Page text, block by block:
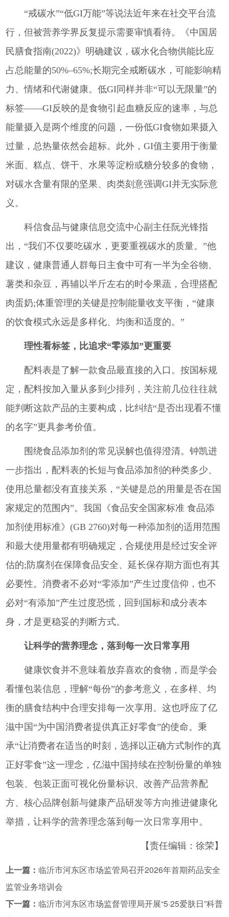
“戒碳水”“低GI万能”等说法近年来在社交平台流
行，但被营养学界反复提示需要审慎看待。《中国居
民膳食指南(2022)》明确建议，碳水化合物供能比应
占总能量的50%–65%;长期完全戒断碳水，可能影响精
力、情绪和代谢健康。低GI同样并非“可以无限量”的
标签——GI反映的是食物引起血糖反应的速率，与总
能量摄入是两个维度的问题，一份低GI食物如果摄入
过量，总热量依然会超标。此外，GI值主要用于衡量
米面、糕点、饼干、水果等淀粉或糖分较多的食物，
对碳水含量有限的坚果、肉类刻意强调GI并无实际意
义。
科信食品与健康信息交流中心副主任阮光锋指
出，“我们不仅要吃碳水，更要重视碳水的质量。”他
建议，健康普通人群每日主食中可有一半为全谷物、
薯类和杂豆，再辅以半斤左右的时令果蔬，合理搭配
肉蛋奶;体重管理的关键是控制能量收支平衡，“健康
的饮食模式永远是多样化、均衡和适度的。”
理性看标签，比追求“零添加”更重要
配料表是了解一款食品最直接的入口。按国标规
定，配料按加入量从多到少排列，关注前几位往往就
能判断这款产品的主要构成，比纠结“是否出现看不懂
的名字”更具参考价值。
围绕食品添加剂的常见误解也值得澄清。钟凯进
一步指出，配料表的长短与食品添加剂的种类多少、
使用总量都没有直接关系，“关键是总的用量是否在国
家规定的范围内”。我国《食品安全国家标准 食品添
加剂使用标准》(GB 2760)对每一种添加剂的适用范围
和最大使用量都有明确规定，合规使用是经过安全评
估的;防腐剂在保障食品安全、延长保存期方面也有其
必要性。消费者不必对“零添加”产生过度信仰，也不
必对“有添加”产生过度恐慌，回到国标和成分表本
身，才是更稳妥的判断方式。
让科学的营养理念，落到每一次日常享用
健康饮食并不意味着放弃喜欢的食物，而是学会
看懂包装信息，理解“每份”的参考意义，在多样、均
衡的膳食结构中合理安排每一次享用。这也呼应了亿
滋中国“为中国消费者提供真正好零食”的使命。秉
承“让消费者在适当的时刻，选择以正确方式制作的真
正好零食”这一理念，亿滋中国持续在控制份量的单独
包装、包装正面可视化份量标识、改善产品营养配
方、核心品牌创新与健康产品研发等方向推进健康化
举措，让科学的营养理念落到每一次日常享用中。
【责任编辑：徐荣】
上一篇： 临沂市河东区市场监管局召开2026年首期药品安全
监管业务培训会
下一篇： 临沂市河东区市场监督管理局开展“5·25爱肤日”科普